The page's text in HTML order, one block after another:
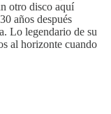
otro disco aquí
años después
Lo legendario de su
al horizonte cuando